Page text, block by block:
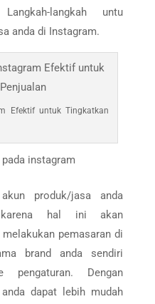
langkah untu
anda di Instagram.
Efektif untuk Tingkatkan
instagram
produk/jasa anda
hal ini akan
pemasaran di
brand anda sendiri
pengaturan. Dengan
dapat lebih mudah